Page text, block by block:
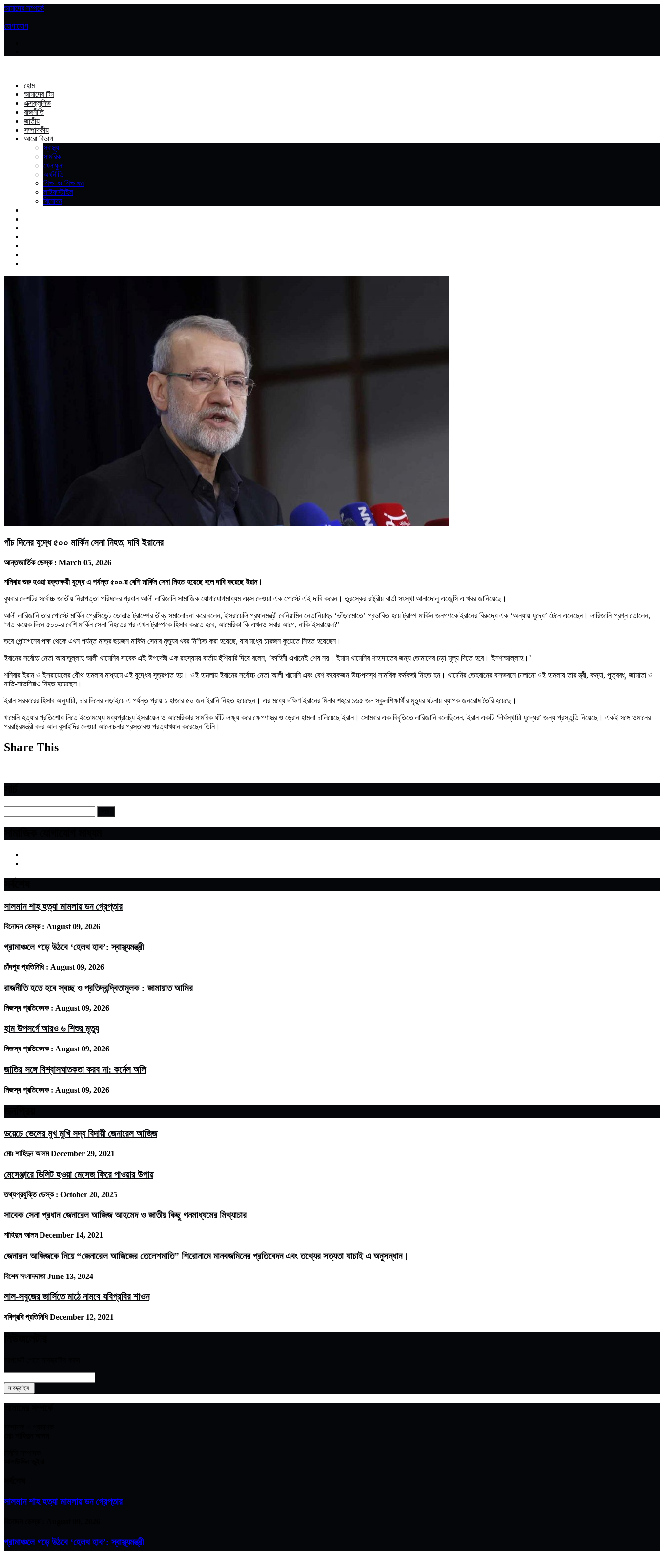
আমাদের সম্পর্কে
যোগাযোগ
হোম
আমাদের টিম
এক্সক্লুসিভ
রাজনীতি
জাতীয়
সম্পাদকীয়
আরো বিভাগ
স্বাস্থ্য
সামরিক
খেলাধুলা
অর্থনীতি
শিক্ষা ও শিক্ষাঙ্গন
লাইফস্টাইল
বিনোদন
পাঁচ দিনের যুদ্ধে ৫০০ মার্কিন সেনা নিহত, দাবি ইরানের
আন্তজার্তিক ডেস্ক : March 05, 2026
শনিবার শুরু হওয়া রক্তক্ষয়ী যুদ্ধে এ পর্যন্ত ৫০০-র বেশি মার্কিন সেনা নিহত হয়েছে বলে দাবি করেছে ইরান।
বুধবার দেশটির সর্বোচ্চ জাতীয় নিরাপত্তা পরিষদের প্রধান আলী লারিজানি সামাজিক যোগাযোগমাধ্যম এক্সে দেওয়া এক পোস্টে এই দাবি করেন। তুরস্কের রাষ্ট্রীয় বার্তা সংস্থা আনাদোলু এজেন্সি এ খবর জানিয়েছে।
আলী লারিজানি তার পোস্টে মার্কিন প্রেসিডেন্ট ডোনাল্ড ট্রাম্পের তীব্র সমালোচনা করে বলেন, ইসরায়েলি প্রধানমন্ত্রী বেনিয়ামিন নেতানিয়াহুর ‘ভাঁড়ামোতে’ প্রভাবিত হয়ে ট্রাম্প মার্কিন জনগণকে ইরানের বিরুদ্ধে এক ‘অন্যায় যুদ্ধে’ টেনে এনেছেন। লারিজানি প্রশ্ন তোলেন,
‘গত কয়েক দিনে ৫০০-র বেশি মার্কিন সেনা নিহতের পর এখন ট্রাম্পকে হিসাব করতে হবে, আমেরিকা কি এখনও সবার আগে, নাকি ইসরায়েল?’
তবে পেন্টাগনের পক্ষ থেকে এখন পর্যন্ত মাত্র ছয়জন মার্কিন সেনার মৃত্যুর খবর নিশ্চিত করা হয়েছে, যার মধ্যে চারজন কুয়েতে নিহত হয়েছেন।
ইরানের সর্বোচ্চ নেতা আয়াতুল্লাহ আলী খামেনির সাবেক এই উপদেষ্টা এক রহস্যময় বার্তায় হুঁশিয়ারি দিয়ে বলেন, ‘কাহিনী এখানেই শেষ নয়। ইমাম খামেনির শাহাদাতের জন্য তোমাদের চড়া মূল্য দিতে হবে। ইনশাআল্লাহ।’
শনিবার ইরান ও ইসরায়েলের যৌথ হামলার মাধ্যমে এই যুদ্ধের সূত্রপাত হয়। ওই হামলায় ইরানের সর্বোচ্চ নেতা আলী খামেনি এবং বেশ কয়েকজন উচ্চপদস্থ সামরিক কর্মকর্তা নিহত হন। খামেনির তেহরানের বাসভবনে চালানো ওই হামলায় তার স্ত্রী, কন্যা, পুত্রবধূ, জামাতা ও
নাতি-নাতনিরাও নিহত হয়েছেন।
ইরান সরকারের হিসাব অনুযায়ী, চার দিনের লড়াইয়ে এ পর্যন্ত প্রায় ১ হাজার ৫০ জন ইরানি নিহত হয়েছেন। এর মধ্যে দক্ষিণ ইরানের মিনাব শহরে ১৬৫ জন স্কুলশিক্ষার্থীর মৃত্যুর ঘটনায় ব্যাপক জনরোষ তৈরি হয়েছে।
খামেনি হত্যার প্রতিশোধ নিতে ইতোমধ্যে মধ্যপ্রাচ্যে ইসরায়েল ও আমেরিকার সামরিক ঘাঁটি লক্ষ্য করে ক্ষেপণাস্ত্র ও ড্রোন হামলা চালিয়েছে ইরান। সোমবার এক বিবৃতিতে লারিজানি বলেছিলেন, ইরান একটি ‘দীর্ঘস্থায়ী যুদ্ধের’ জন্য প্রস্তুতি নিয়েছে। একই সঙ্গে ওমানের
পররাষ্ট্রমন্ত্রী বদর আল বুসাইদির দেওয়া আলোচনার প্রস্তাবও প্রত্যাখ্যান করেছেন তিনি।
Share This
সালমান শাহ হত্যা মামলায় ডন গ্রেপ্তার
বিনোদন ডেস্ক : August 09, 2026
গ্রামাঞ্চলে গড়ে উঠবে ‘হেলথ হাব’: স্বাস্থ্যমন্ত্রী
চাঁদপুর প্রতিনিধি : August 09, 2026
রাজনীতি হতে হবে স্বচ্ছ ও প্রতিদ্বন্দ্বিতামূলক : জামায়াত আমির
নিজস্ব প্রতিবেদক : August 09, 2026
হাম উপসর্গে আরও ৬ শিশুর মৃত্যু
নিজস্ব প্রতিবেদক : August 09, 2026
জাতির সঙ্গে বিশ্বাসঘাতকতা করব না: কর্নেল অলি
নিজস্ব প্রতিবেদক : August 09, 2026
ডয়েচে ভেলের মুখ মুখি সদ্য বিদায়ী জেনারেল আজিজ
মোঃ শাহিদুন আলমDecember 29, 2021
মেসেঞ্জারে ডিলিট হওয়া মেসেজ ফিরে পাওয়ার উপায়
তথ্যপ্রযুক্তি ডেস্ক : October 20, 2025
সাবেক সেনা প্রধান জেনারেল আজিজ আহমেদ ও জাতীয় কিছু গনমাধ্যমের মিথ্যাচার
শাহিদুন আলমDecember 14, 2021
জেনারল আজিজকে নিয়ে “জেনারেল আজিজের তেলেশমাতি” শিরোনামে মানবজমিনের প্রতিবেদন এবং তথ্যের সত্যতা যাচাই এ অনুসন্ধান।
বিশেষ সংবাদদাতাJune 13, 2024
লাল-সবুজের জার্সিতে মাঠে নামবে যবিপ্রবির শাওন
যবিপ্রবি প্রতিনিধিDecember 12, 2021
সালমান শাহ হত্যা মামলায় ডন গ্রেপ্তার
গ্রামাঞ্চলে গড়ে উঠবে ‘হেলথ হাব’: স্বাস্থ্যমন্ত্রী